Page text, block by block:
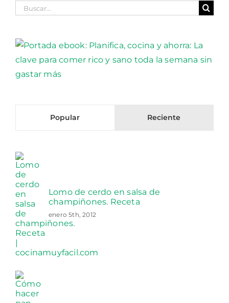
Buscar:
Popular Reciente
Lomo de cerdo en salsa de
champiñones. Receta
enero 5th, 2012